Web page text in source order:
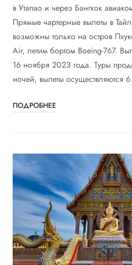
в Утапао и через Бангкок
Прямые чартерные вылеты в
возможны только на остров
Air, летим бортом Boeing-767.
16 ноября 2023 года. Туры
ночей, вылеты осуществляются
ПОДРОБНЕЕ